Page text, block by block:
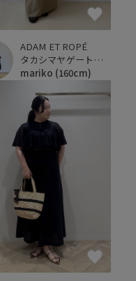
ADAM ET ROPÉ
タカシマヤゲートタワーモール
mariko (160cm)